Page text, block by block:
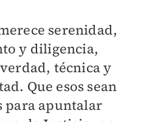
serenidad,
y diligencia,
técnica y
Que esos sean
para apuntalar